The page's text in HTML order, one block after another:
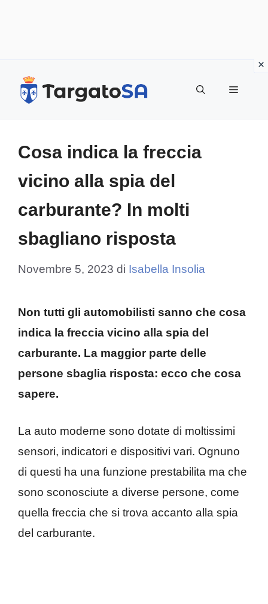
Menu
Cosa indica la freccia
vicino alla spia del
carburante? In molti
sbagliano risposta
Novembre 5, 2023 di Isabella Insolia
Non tutti gli automobilisti sanno che cosa
indica la freccia vicino alla spia del
carburante. La maggior parte delle
persone sbaglia risposta: ecco che cosa
sapere.
La auto moderne sono dotate di moltissimi
sensori, indicatori e dispositivi vari. Ognuno
di questi ha una funzione prestabilita ma che
sono sconosciute a diverse persone, come
quella freccia che si trova accanto alla spia
del carburante.